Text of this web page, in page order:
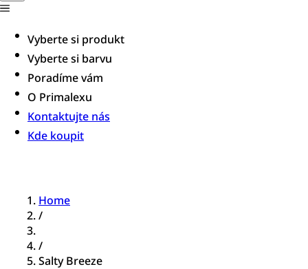
Vyberte si produkt
Vyberte si barvu
Poradíme vám​
O Primalexu
Kontaktujte nás
Kde koupit
Home
/
/
Salty Breeze